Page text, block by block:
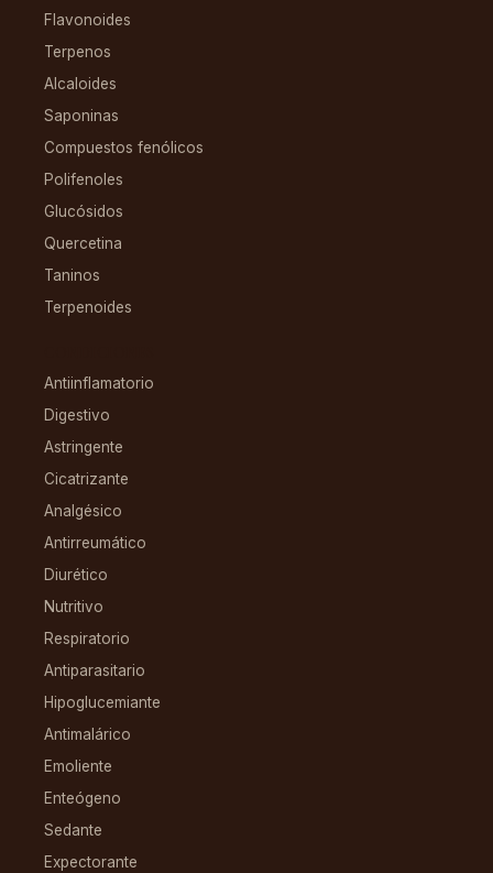
Flavonoides
Terpenos
Alcaloides
Saponinas
Compuestos fenólicos
Polifenoles
Glucósidos
Quercetina
Taninos
Terpenoides
Antiinflamatorio
Digestivo
Astringente
Cicatrizante
Analgésico
Antirreumático
Diurético
Nutritivo
Respiratorio
Antiparasitario
Hipoglucemiante
Antimalárico
Emoliente
Enteógeno
Sedante
Expectorante